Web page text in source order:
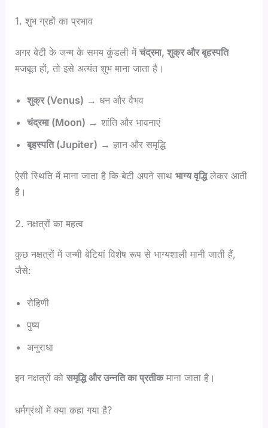
1. शुभ ग्रहों का प्रभाव
अगर बेटी के जन्म के समय कुंडली मेंचंद्रमा,शुक्र और बृहस्पति
मजबूत हों, तो इसे अत्यंत शुभ माना जाता है।
शुक्र (Venus) → धन और वैभव
चंद्रमा (Moon) → शांति और भावनाएं
बृहस्पति (Jupiter) → ज्ञान और समृद्धि
ऐसी स्थिति में माना जाता है कि बेटी अपने साथभाग्य वृद्धिलेकर आती
है।
2. नक्षत्रों का महत्व
कुछ नक्षत्रों में जन्मी बेटियां विशेष रूप से भाग्यशाली मानी जाती हैं,
जैसे:
रोहिणी
पुष्य
अनुराधा
इन नक्षत्रों कोसमृद्धि और उन्नति का प्रतीकमाना जाता है।
धर्मग्रंथों में क्या कहा गया है?